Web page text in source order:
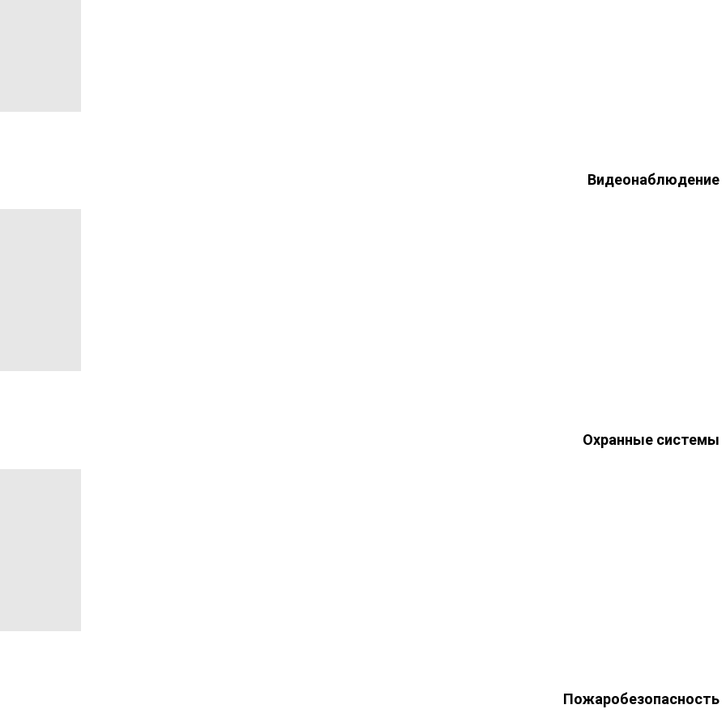
Видеонаблюдение
Охранные системы
Пожаробезопасность